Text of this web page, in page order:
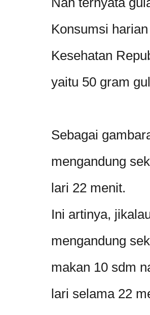
Konsumsi
Kesehatan
yaitu 50 gram
Sebagai
mengandung
lari 22 menit.
Ini artinya,
mengandung
makan 10 sdm
lari selama 22